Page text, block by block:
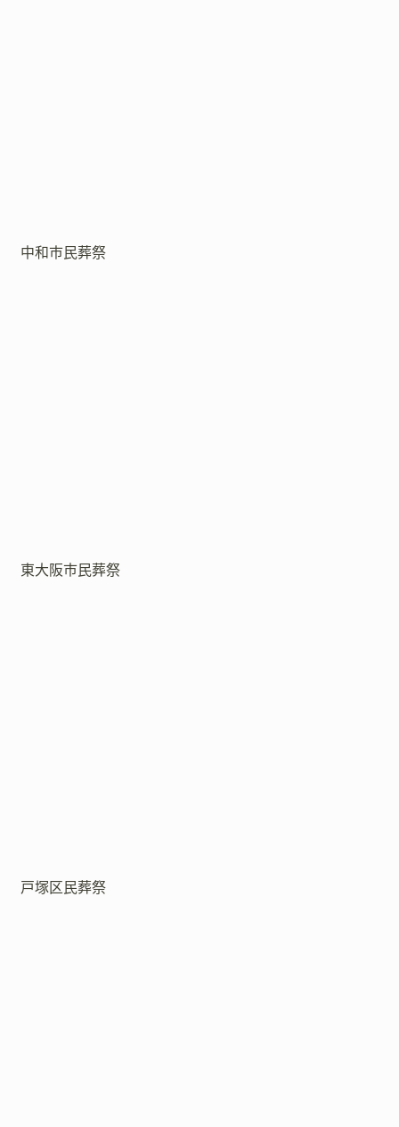
中和市民葬祭
東大阪市民葬祭
戸塚区民葬祭